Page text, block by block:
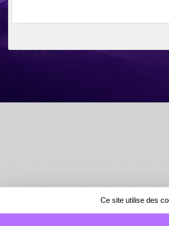
REGIONS
Ce site utilise des